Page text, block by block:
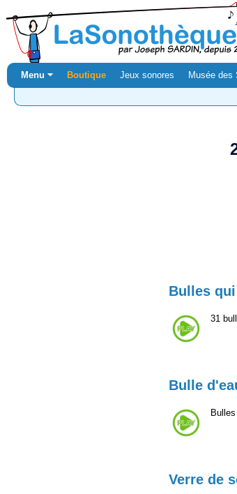
Menu ⏷ Boutique Jeux sonores Musée des
Bulles
31
Bulle
Verre de